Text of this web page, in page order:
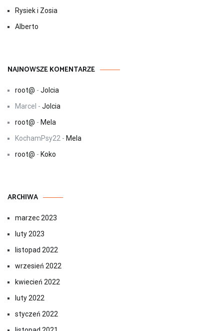
Rysiek i Zosia
Alberto
NAJNOWSZE KOMENTARZE
root@ - Jolcia
Marcel - Jolcia
root@ - Mela
KochamPsy22 - Mela
root@ - Koko
ARCHIWA
marzec 2023
luty 2023
listopad 2022
wrzesień 2022
kwiecień 2022
luty 2022
styczeń 2022